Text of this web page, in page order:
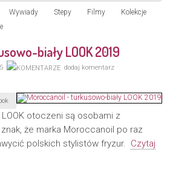
Wywiady Stepy Filmy
Kolekcje
biały LOOK 2019
dodaj komentarz
otoczeni są osobami z
że marka Moroccanoil po raz
polskich stylistów fryzur. Czytaj